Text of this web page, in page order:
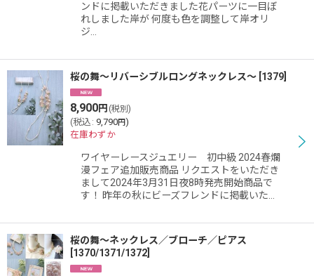
ンドに掲載いただきました花パーツに一目ぼ
れしました岸が 何度も色を調整して岸オリ
ジ…
桜の舞〜リバーシブルロングネックレス〜 1379
8,900円 (税別)
(税込 : 9,790円)
在庫わずか
ワイヤーレースジュエリー 初中級 2024春爛
漫フェア追加販売商品 リクエストをいただき
まして2024年3月31日夜8時発売開始商品で
す！ 昨年の秋にビーズフレンドに掲載いた…
桜の舞〜ネックレス／ブローチ／ピアス
1370/1371/1372